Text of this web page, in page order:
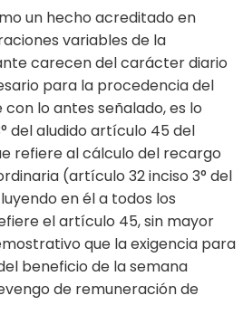
un hecho acreditado en
variables de la
carecen del carácter diario
para la procedencia del
lo antes señalado, es lo
del aludido artículo 45 del
refiere al cálculo del recargo
(artículo 32 inciso 3° del
en él a todos los
el artículo 45, sin mayor
que la exigencia para
beneficio de la semana
de remuneración de